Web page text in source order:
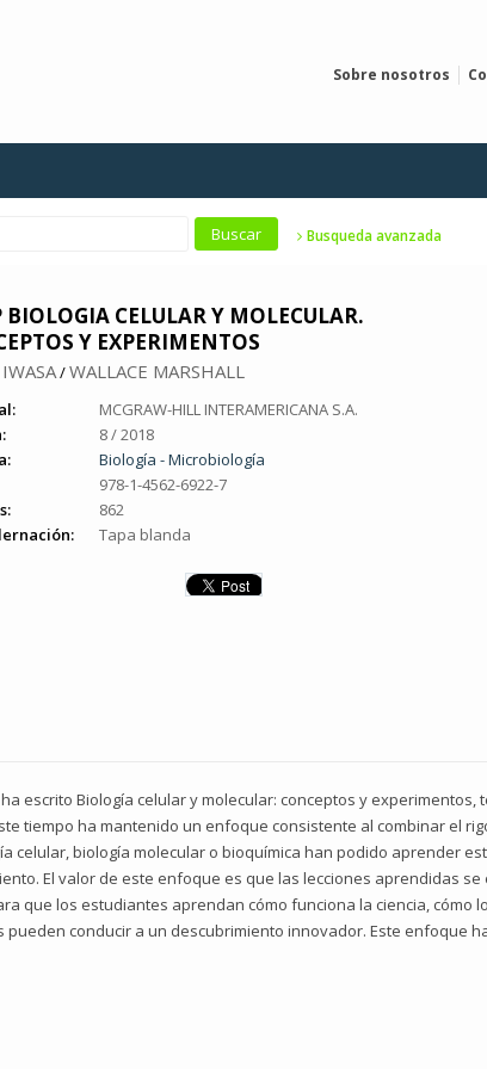
Sobre nosotros
Busqueda avanzada
BIOLOGIA CELULAR Y MOLECULAR.
Y EXPERIMENTOS
/WALLACE MARSHALL
MCGRAW-HILL INTERAMERICANA S.A.
8 / 2018
Biología - Microbiología
978-1-4562-6922-7
862
Tapa blanda
escrito Biología celular y molecular: conceptos y
tiempo ha mantenido un enfoque consistente al combinar el
celular, biología molecular o bioquímica han podido aprender
El valor de este enfoque es que las lecciones aprendidas
que los estudiantes aprendan cómo funciona la ciencia, cómo
conducir a un descubrimiento innovador. Este enfoque